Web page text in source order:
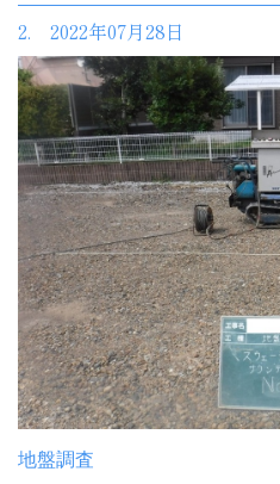
2. 2022年07月28日
地盤調査